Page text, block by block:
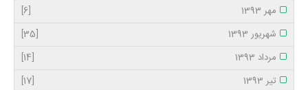
مهر 1393
[6]
شهریور 1393
[35]
مرداد 1393
[14]
تیر 1393
[17]